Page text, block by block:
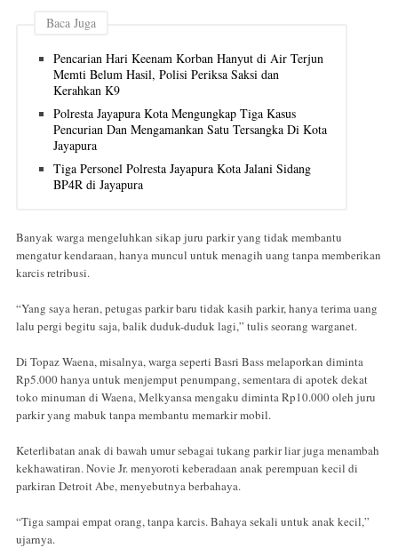
Baca Juga
Pencarian Hari Keenam Korban Hanyut di Air Terjun
Memti Belum Hasil, Polisi Periksa Saksi dan
Kerahkan K9
Polresta Jayapura Kota Mengungkap Tiga Kasus
Pencurian Dan Mengamankan Satu Tersangka Di Kota
Jayapura
Tiga Personel Polresta Jayapura Kota Jalani Sidang
BP4R di Jayapura
Banyak warga mengeluhkan sikap juru parkir yang tidak membantu
mengatur kendaraan, hanya muncul untuk menagih uang tanpa memberikan
karcis retribusi.
“Yang saya heran, petugas parkir baru tidak kasih parkir, hanya terima uang
lalu pergi begitu saja, balik duduk-duduk lagi,” tulis seorang warganet.
Di Topaz Waena, misalnya, warga seperti Basri Bass melaporkan diminta
Rp5.000 hanya untuk menjemput penumpang, sementara di apotek dekat
toko minuman di Waena, Melkyansa mengaku diminta Rp10.000 oleh juru
parkir yang mabuk tanpa membantu memarkir mobil.
Keterlibatan anak di bawah umur sebagai tukang parkir liar juga menambah
kekhawatiran. Novie Jr. menyoroti keberadaan anak perempuan kecil di
parkiran Detroit Abe, menyebutnya berbahaya.
“Tiga sampai empat orang, tanpa karcis. Bahaya sekali untuk anak kecil,”
ujarnya.